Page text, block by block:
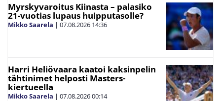
Myrskyvaroitus Kiinasta – palasiko
21-vuotias lupaus huipputasolle?
Mikko Saarela | 07.08.2026 14:36
Harri Heliövaara kaatoi kaksinpelin
tähtinimet helposti Masters-
kiertueella
Mikko Saarela | 07.08.202600:14